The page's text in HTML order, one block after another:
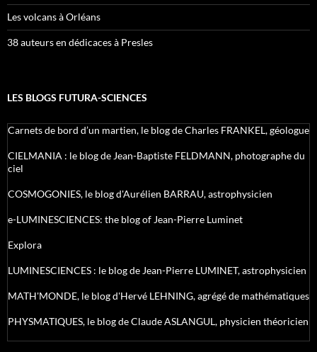
Les volcans à Orléans
38 auteurs en dédicaces à Presles
LES BLOGS FUTURA-SCIENCES
Carnets de bord d’un martien, le blog de Charles FRANKEL, géologue
CIELMANIA : le blog de Jean-Baptiste FELDMANN, photographe du
ciel
COSMOGONIES, le blog d'Aurélien BARRAU, astrophysicien
e-LUMINESCIENCES: the blog of Jean-Pierre Luminet
Explora
LUMINESCIENCES : le blog de Jean-Pierre LUMINET, astrophysicien
MATH'MONDE, le blog d'Hervé LEHNING, agrégé de mathématiques
PHYSMATIQUES, le blog de Claude ASLANGUL, physicien théoricien